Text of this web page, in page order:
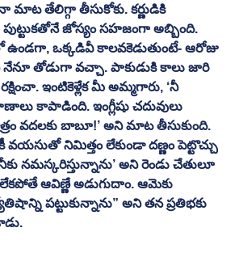
మాట తేలిగ్గా తీసుకోకు. కర్ణుడికి
జోస్యం సహజంగా అబ్బింది.
ఉండగా, ఒక్కడివీ కాలవకెడుతుంటే- ఆరోజు
నేనూ తోడుగా వచ్చా. పాకుడుకి కాలు జారి
ఇంటికెళ్లేక మీ అమ్మగారు, ‘నీ
కాపాడింది. ఇంగ్లీషు చదువులు
వదలకు బాబూ!’ అని మాట తీసుకుంది.
వయసుతో నిమిత్తం లేకుండా దణ్ణం పెట్టొచ్చు
నమస్కరిస్తున్నాను’ అని రెండు చేతులూ
ఆవిణ్ణే అడుగుదాం. ఆమెకు
పట్టుకున్నాను” అని తన ప్రతిభకు